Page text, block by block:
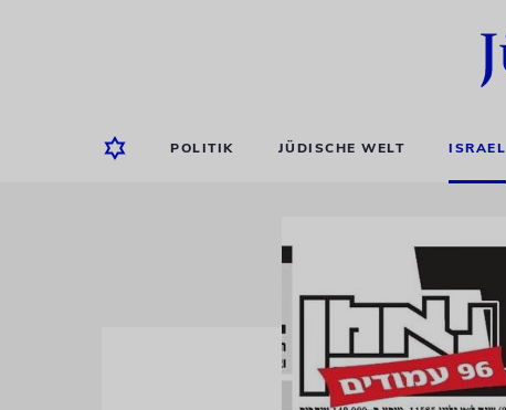
POLITIK JÜDISCHE WELT ISRAEL